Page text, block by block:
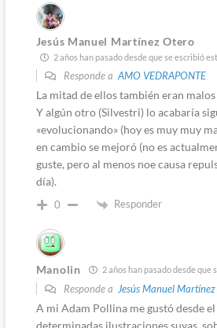
Jesús Manuel Martínez Otero
2 años han pasado desde que se escribió
Responde a AMO VEDRAPONTE
La mitad de ellos también eran
Y algún otro (Silvestri) lo acabaría
«evolucionando» (hoy es muy muy
en cambio se mejoró (no es
guste, pero al menos noe causa
día).
0 Responder
Manolin 2 años han pasado desde que
Responde a Jesús Manuel
A mi Adam Pollina me gustó desde
determinadas ilustraciones suyas,